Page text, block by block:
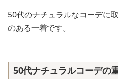
50代のナチュラルなコーデに
のある一着です。
50代ナチュラルコーデの